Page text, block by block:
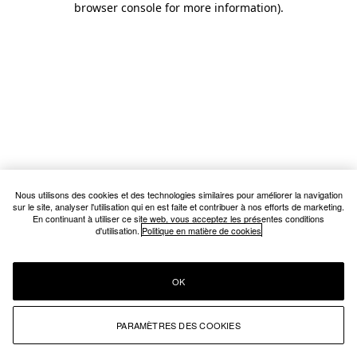
browser console for more information).
Nous utilisons des cookies et des technologies similaires pour améliorer la navigation
sur le site, analyser l'utilisation qui en est faite et contribuer à nos efforts de marketing.
En continuant à utiliser ce site web, vous acceptez les présentes conditions
d'utilisation. Politique en matière de cookies
PARAMÈTRES DES COOKIES
OK